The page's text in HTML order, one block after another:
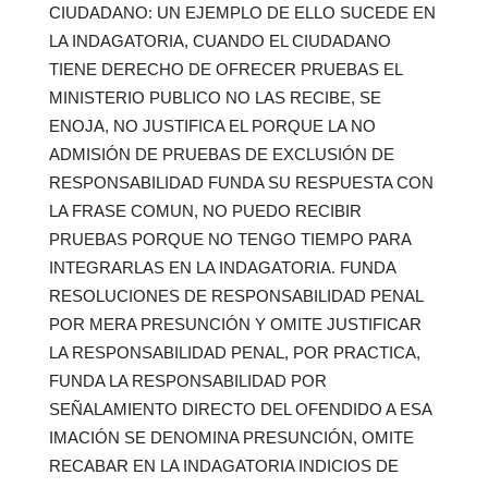
CIUDADANO: UN EJEMPLO DE ELLO SUCEDE EN
LA INDAGATORIA, CUANDO EL CIUDADANO
TIENE DERECHO DE OFRECER PRUEBAS EL
MINISTERIO PUBLICO NO LAS RECIBE, SE
ENOJA, NO JUSTIFICA EL PORQUE LA NO
ADMISIÓN DE PRUEBAS DE EXCLUSIÓN DE
RESPONSABILIDAD FUNDA SU RESPUESTA CON
LA FRASE COMUN, NO PUEDO RECIBIR
PRUEBAS PORQUE NO TENGO TIEMPO PARA
INTEGRARLAS EN LA INDAGATORIA. FUNDA
RESOLUCIONES DE RESPONSABILIDAD PENAL
POR MERA PRESUNCIÓN Y OMITE JUSTIFICAR
LA RESPONSABILIDAD PENAL, POR PRACTICA,
FUNDA LA RESPONSABILIDAD POR
SEÑALAMIENTO DIRECTO DEL OFENDIDO A ESA
IMACIÓN SE DENOMINA PRESUNCIÓN, OMITE
RECABAR EN LA INDAGATORIA INDICIOS DE